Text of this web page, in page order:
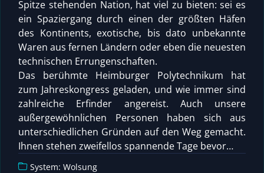
Spitze stehenden Nation, hat viel zu bieten: sei es
ein Spaziergang durch einen der größten Häfen
des Kontinents, exotische, bis dato unbekannte
Waren aus fernen Ländern oder eben die neuesten
technischen Errungenschaften.
Das berühmte Heimburger Polytechnikum hat
zum Jahreskongress geladen, und wie immer sind
zahlreiche Erfinder angereist. Auch unsere
außergewöhnlichen Personen haben sich aus
unterschiedlichen Gründen auf den Weg gemacht.
Ihnen stehen zweifellos spannende Tage bevor…
System: Wolsung